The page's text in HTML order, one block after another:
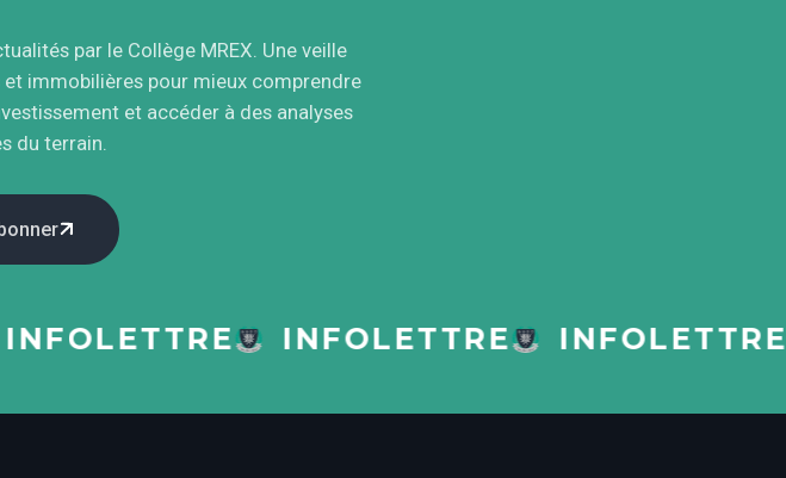
par le Collège MREX. Une veille
immobilières pour mieux comprendre
et accéder à des analyses
du terrain.
INFOLETTRE INFOLETTRE